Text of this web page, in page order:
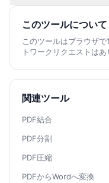
このツールについて
このツールはブラウザ
トワークリクエストはあ
関連ツール
PDF結合
PDF分割
PDF圧縮
PDFからWordへ変換